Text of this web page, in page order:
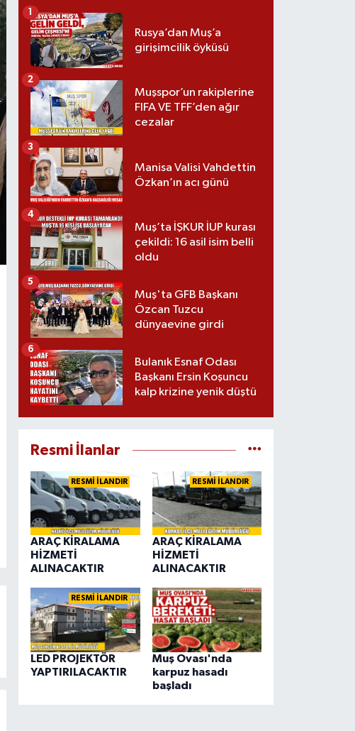
Rusya’dan Muş’a
girişimcilik öyküsü
1
Muşspor’un rakiplerine
FIFA VE TFF’den ağır
cezalar
2
Manisa Valisi Vahdettin
Özkan’ın acı günü
3
Muş’ta İŞKUR İUP kurası
çekildi: 16 asil isim belli
oldu
4
Muş'ta GFB Başkanı
Özcan Tuzcu
dünyaevine girdi
5
Bulanık Esnaf Odası
Başkanı Ersin Koşuncu
kalp krizine yenik düştü
6
Resmi İlanlar
RESMİ İLANDIR
ARAÇ KİRALAMA
HİZMETİ
ALINACAKTIR
RESMİ İLANDIR
ARAÇ KİRALAMA
HİZMETİ
ALINACAKTIR
RESMİ İLANDIR
LED PROJEKTÖR
YAPTIRILACAKTIR
Muş Ovası'nda
karpuz hasadı
başladı